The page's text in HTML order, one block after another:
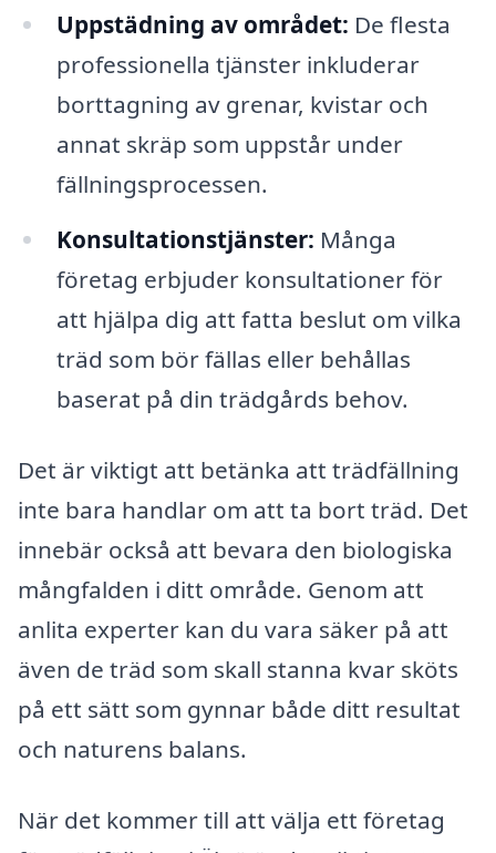
Uppstädning av området: De flesta
professionella tjänster inkluderar
borttagning av grenar, kvistar och
annat skräp som uppstår under
fällningsprocessen.
Konsultationstjänster: Många
företag erbjuder konsultationer för
att hjälpa dig att fatta beslut om vilka
träd som bör fällas eller behållas
baserat på din trädgårds behov.
Det är viktigt att betänka att trädfällning
inte bara handlar om att ta bort träd. Det
innebär också att bevara den biologiska
mångfalden i ditt område. Genom att
anlita experter kan du vara säker på att
även de träd som skall stanna kvar sköts
på ett sätt som gynnar både ditt resultat
och naturens balans.
När det kommer till att välja ett företag